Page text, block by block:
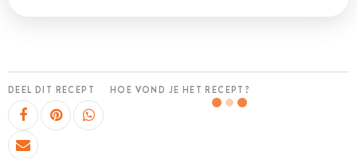
DEEL DIT RECEPT HOE VOND JE HET RECEPT?